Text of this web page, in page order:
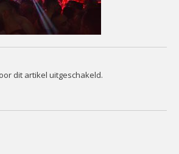
dit artikel uitgeschakeld.